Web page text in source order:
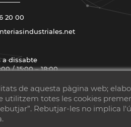
20 00
a dissabte
/ 15:00 – 18:00
de aquesta pàgina web;
totes les cookies
Rebutjar-les no implica